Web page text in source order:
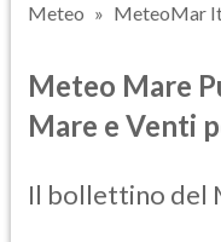
Meteo MeteoMar
Meteo Mare
Mare e Venti
Il bollettino del